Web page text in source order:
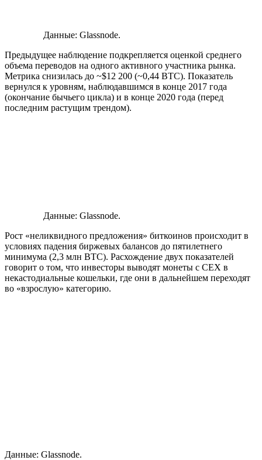
Данные: Glassnode.
Предыдущее наблюдение подкрепляется оценкой среднего
объема переводов на одного активного участника рынка.
Метрика снизилась до ~$12 200 (~0,44 BTC). Показатель
вернулся к уровням, наблюдавшимся в конце 2017 года
(окончание бычьего цикла) и в конце 2020 года (перед
последним растущим трендом).
Данные: Glassnode.
Рост «неликвидного предложения» биткоинов происходит в
условиях падения биржевых балансов до пятилетнего
минимума (2,3 млн BTC). Расхождение двух показателей
говорит о том, что инвесторы выводят монеты с CEX в
некастодиальные кошельки, где они в дальнейшем переходят
во «взрослую» категорию.
Данные: Glassnode.